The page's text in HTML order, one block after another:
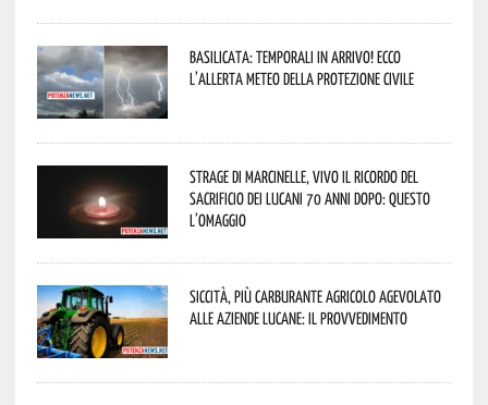
Basilicata: temporali in arrivo! Ecco
l’allerta meteo della Protezione civile
Strage di Marcinelle, vivo il ricordo del
sacrificio dei lucani 70 anni dopo: questo
l’omaggio
Siccità, più carburante agricolo agevolato
alle aziende lucane: il provvedimento